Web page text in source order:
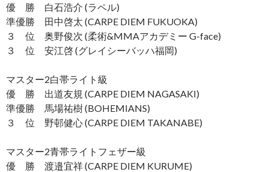
優 勝 白石浩介 (ラペル)
準優勝 田中啓太 (CARPE DIEM FUKUOKA)
３ 位 奥野俊次 (柔術&MMAアカデミー G-face)
３ 位 安江啓 (グレイシーバッハ福岡)
マスター2白帯ライト級
優 勝 出道友規 (CARPE DIEM NAGASAKI)
準優勝 馬場祐樹 (BOHEMIANS)
３ 位 野邨健心 (CARPE DIEM TAKANABE)
マスター2青帯ライトフェザー級
優 勝 渡邉宜祥 (CARPE DIEM KURUME)